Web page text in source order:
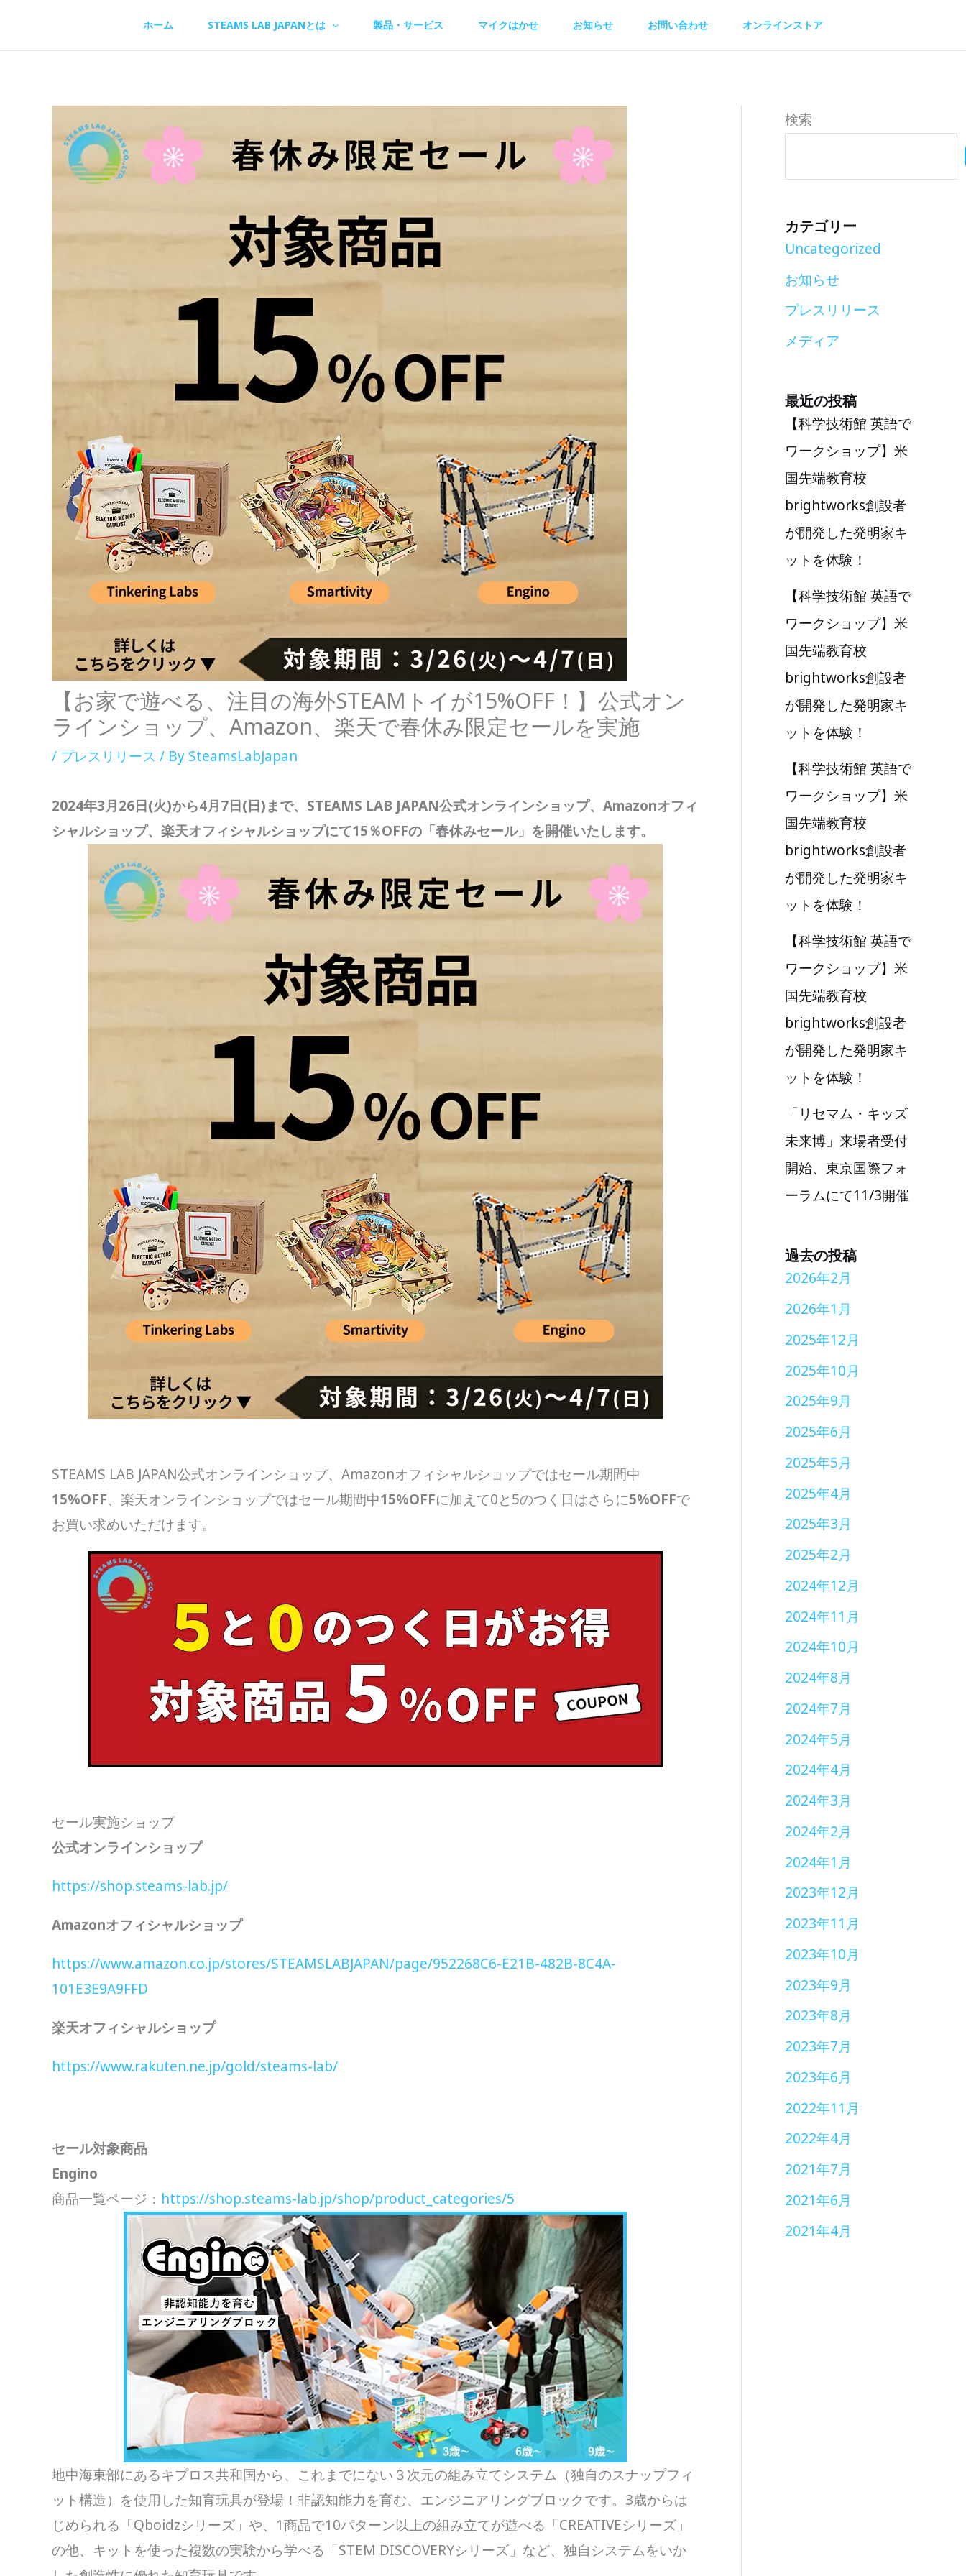
ホーム STEAMS LAB JAPANとは 製品・サービス マイクはかせ お知らせ お問い合わせ オンラインストア
【お家で遊べる、注目の海外STEAMトイが15%OFF！】公式オン
ラインショップ、Amazon、楽天で春休み限定セールを実施
/ プレスリリース / By SteamsLabJapan
2024年3月26日(火)から4月7日(日)まで、STEAMS LAB JAPAN公式オンラインショップ、Amazonオフィ
シャルショップ、楽天オフィシャルショップにて15％OFFの「春休みセール」を開催いたします。
STEAMS LAB JAPAN公式オンラインショップ、Amazonオフィシャルショップではセール期間中
15%OFF、楽天オンラインショップではセール期間中15%OFFに加えて0と5のつく日はさらに5%OFFで
お買い求めいただけます。
セール実施ショップ
公式オンラインショップ
https://shop.steams-lab.jp/
Amazonオフィシャルショップ
https://www.amazon.co.jp/stores/STEAMSLABJAPAN/page/952268C6-E21B-482B-8C4A-
101E3E9A9FFD
楽天オフィシャルショップ
https://www.rakuten.ne.jp/gold/steams-lab/
セール対象商品
Engino
商品一覧ページ： https://shop.steams-lab.jp/shop/product_categories/5
地中海東部にあるキプロス共和国から、これまでにない３次元の組み立てシステム（独自のスナップフィ
ット構造）を使用した知育玩具が登場！非認知能力を育む、エンジニアリングブロックです。3歳からは
じめられる「Qboidzシリーズ」や、1商品で10パターン以上の組み立てが遊べる「CREATIVEシリーズ」
の他、キットを使った複数の実験から学べる「STEM DISCOVERYシリーズ」など、独自システムをいか
検索
カテゴリー
Uncategorized
お知らせ
プレスリリース
メディア
最近の投稿
【科学技術館 英語で
ワークショップ】米
国先端教育校
brightworks創設者
が開発した発明家キ
ットを体験！
【科学技術館 英語で
ワークショップ】米
国先端教育校
brightworks創設者
が開発した発明家キ
ットを体験！
【科学技術館 英語で
ワークショップ】米
国先端教育校
brightworks創設者
が開発した発明家キ
ットを体験！
【科学技術館 英語で
ワークショップ】米
国先端教育校
brightworks創設者
が開発した発明家キ
ットを体験！
「リセマム・キッズ
未来博」来場者受付
開始、東京国際フォ
ーラムにて11/3開催
過去の投稿
2026年2月
2026年1月
2025年12月
2025年10月
2025年9月
2025年6月
2025年5月
2025年4月
2025年3月
2025年2月
2024年12月
2024年11月
2024年10月
2024年8月
2024年7月
2024年5月
2024年4月
2024年3月
2024年2月
2024年1月
2023年12月
2023年11月
2023年10月
2023年9月
2023年8月
2023年7月
2023年6月
2022年11月
2022年4月
2021年7月
2021年6月
2021年4月